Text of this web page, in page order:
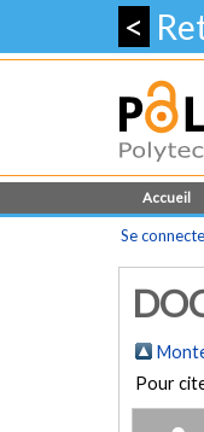
<
Accueil
Se
Pour